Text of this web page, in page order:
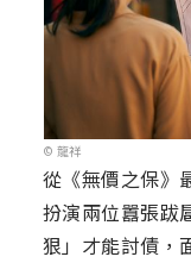
© 龍祥
從《無價之保》
扮演兩位囂張跋
狠」才能討債，